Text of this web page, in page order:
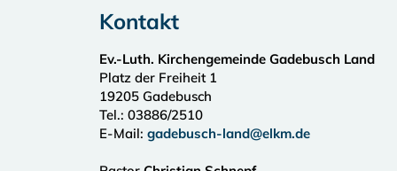
Kontakt
Ev.-Luth. Kirchengemeinde Gadebusch Land
Platz der Freiheit 1
19205 Gadebusch
Tel.: 03886/2510
E-Mail: gadebusch-land@elkm.de